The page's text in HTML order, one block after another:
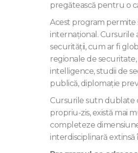
pregătească pentru o
Acest program permite
internațional. Cursurile
securităţii, cum ar fi
regionale de
intelligence, studii de
publică, diplomaţie
Cursurile sutn dublate
propriu-zis, există mai
completeze
interdisciplinară